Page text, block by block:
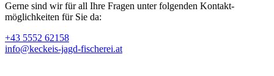
Gerne sind wir für all Ihre Fragen unter folgenden Kontakt­
möglichkeiten für Sie da:
+43 5552 62158
info@keckeis-jagd-fischerei.at